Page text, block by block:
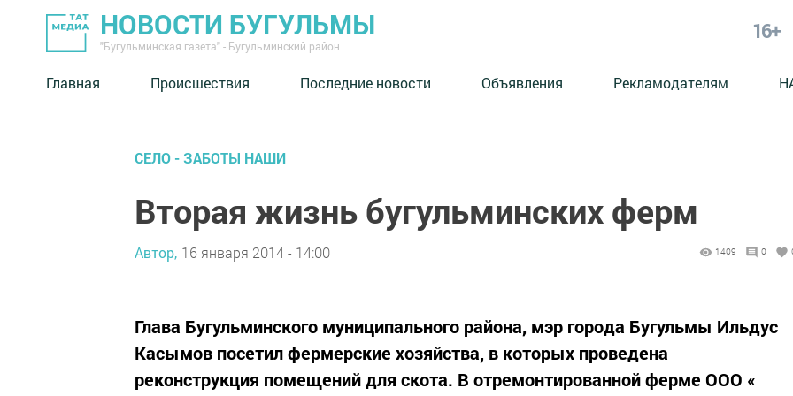
НОВОСТИ БУГУЛЬМЫ
"Бугульминская газета" - Бугульминский район
16+
Главная Происшествия Последние новости Объявления Рекламодателям
СЕЛО - ЗАБОТЫ НАШИ
Вторая жизнь бугульминских ферм
Автор, 16 января 2014 - 14:00 1409 0
Глава Бугульминского муниципального района, мэр города Бугульмы Ильдус
Касымов посетил фермерские хозяйства, в которых проведена
реконструкция помещений для скота. В отремонтированной ферме ООО «